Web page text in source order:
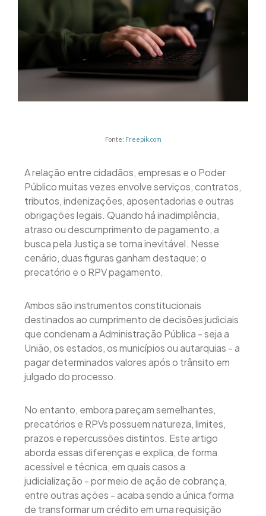
Fonte: Freepik.com
A relação entre cidadãos, empresas e o Poder
Público muitas vezes envolve serviços, contratos,
tributos, indenizações, aposentadorias e outras
obrigações legais. Quando há inadimplência,
atraso ou descumprimento de pagamento, a
busca pela Justiça se torna inevitável. Nesse
cenário, duas figuras ganham destaque: o
precatório e o RPV pagamento.
Ambos são instrumentos constitucionais
destinados ao cumprimento de decisões judiciais
que condenam a Administração Pública - seja a
União, os estados, os municípios ou autarquias - a
pagar determinados valores após o trânsito em
julgado do processo.
No entanto, embora pareçam semelhantes,
precatórios e RPVs possuem natureza, limites,
prazos e repercussões distintos. Este artigo
aborda essas diferenças e explica, de forma
acessível e técnica, em quais casos a
judicialização - por meio de ação de cobrança,
entre outras ações - acaba sendo a única forma
de transformar um crédito em uma requisição